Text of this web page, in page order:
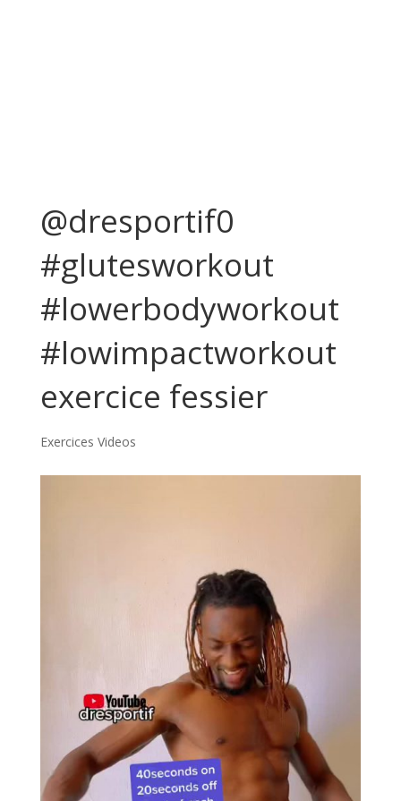
@dresportif0
#glutesworkout
#lowerbodyworkout
#lowimpactworkout
exercice fessier
Exercices Videos